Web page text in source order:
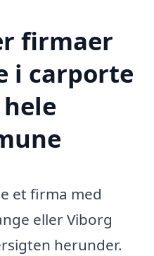
firmaer
i carporte
et firma med
eller Viborg
herunder.